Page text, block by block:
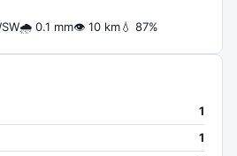
🌧 0.1 mm👁 10 km💧 87%
1
1